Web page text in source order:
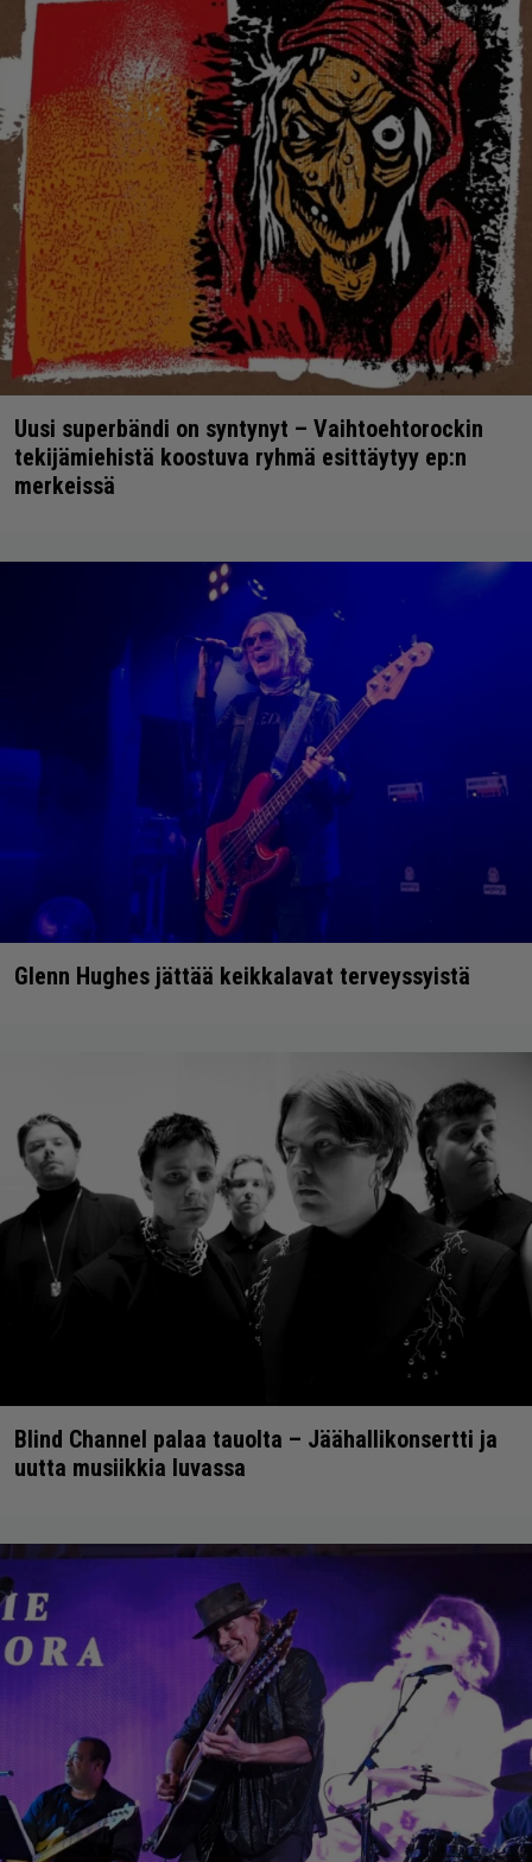
Uusi superbändi on syntynyt – Vaihtoehtorockin
tekijämiehistä koostuva ryhmä esittäytyy ep:n
merkeissä
Glenn Hughes jättää keikkalavat terveyssyistä
Blind Channel palaa tauolta – Jäähallikonsertti ja
uutta musiikkia luvassa